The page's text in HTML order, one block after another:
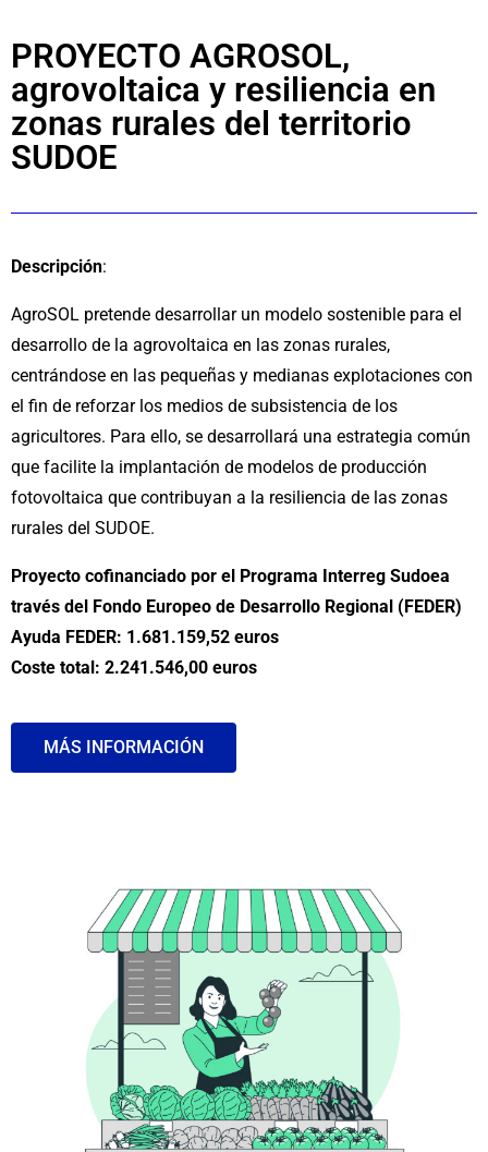
PROYECTO AGROSOL,
agrovoltaica y resiliencia en
zonas rurales del territorio
SUDOE
Descripción:
AgroSOL pretende desarrollar un modelo sostenible para el
desarrollo de la agrovoltaica en las zonas rurales,
centrándose en las pequeñas y medianas explotaciones con
el fin de reforzar los medios de subsistencia de los
agricultores. Para ello, se desarrollará una estrategia común
que facilite la implantación de modelos de producción
fotovoltaica que contribuyan a la resiliencia de las zonas
rurales del SUDOE.
Proyecto cofinanciado por el Programa Interreg Sudoea
través del Fondo Europeo de Desarrollo Regional (FEDER)
Ayuda FEDER: 1.681.159,52 euros
Coste total: 2.241.546,00 euros
MÁS INFORMACIÓN